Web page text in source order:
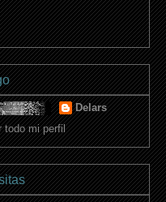
Delars
todo mi perfil